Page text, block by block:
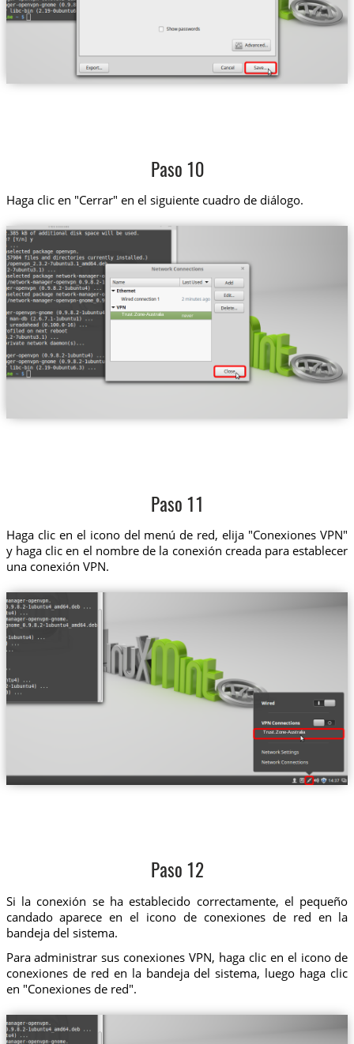
Paso 10
Haga clic en "Cerrar" en el siguiente cuadro de diálogo.
Trust.Zone-Australia
Paso 11
Haga clic en el icono del menú de red, elija "Conexiones VPN"
y haga clic en el nombre de la conexión creada para establecer
una conexión VPN.
Trust.Zone-Australia
Paso 12
Si la conexión se ha establecido correctamente, el pequeño
candado aparece en el icono de conexiones de red en la
bandeja del sistema.
Para administrar sus conexiones VPN, haga clic en el icono de
conexiones de red en la bandeja del sistema, luego haga clic
en "Conexiones de red".